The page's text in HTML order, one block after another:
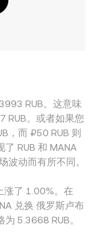
RUB。这意味
RUB。或者如果您
，而 ₽50 RUB 则
RUB 和 MANA
波动而有所不同。
涨了 1.00%。在
兑换 俄罗斯卢布
5.3668 RUB。